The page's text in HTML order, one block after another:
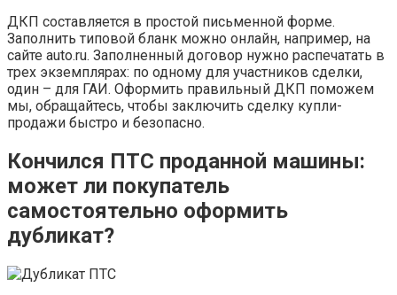
ДКП составляется в простой письменной форме.
Заполнить типовой бланк можно онлайн, например, на
сайте auto.ru. Заполненный договор нужно распечатать в
трех экземплярах: по одному для участников сделки,
один – для ГАИ. Оформить правильный ДКП поможем
мы, обращайтесь, чтобы заключить сделку купли-
продажи быстро и безопасно.
Кончился ПТС проданной машины:
может ли покупатель
самостоятельно оформить
дубликат?